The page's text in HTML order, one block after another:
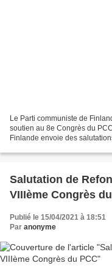
Le Parti communiste de
soutien au 8e Congrès du
Finlande envoie des
Salutation de
VIIIème Congrès
Publié le 15/04/2021 à 18:51
Par anonyme